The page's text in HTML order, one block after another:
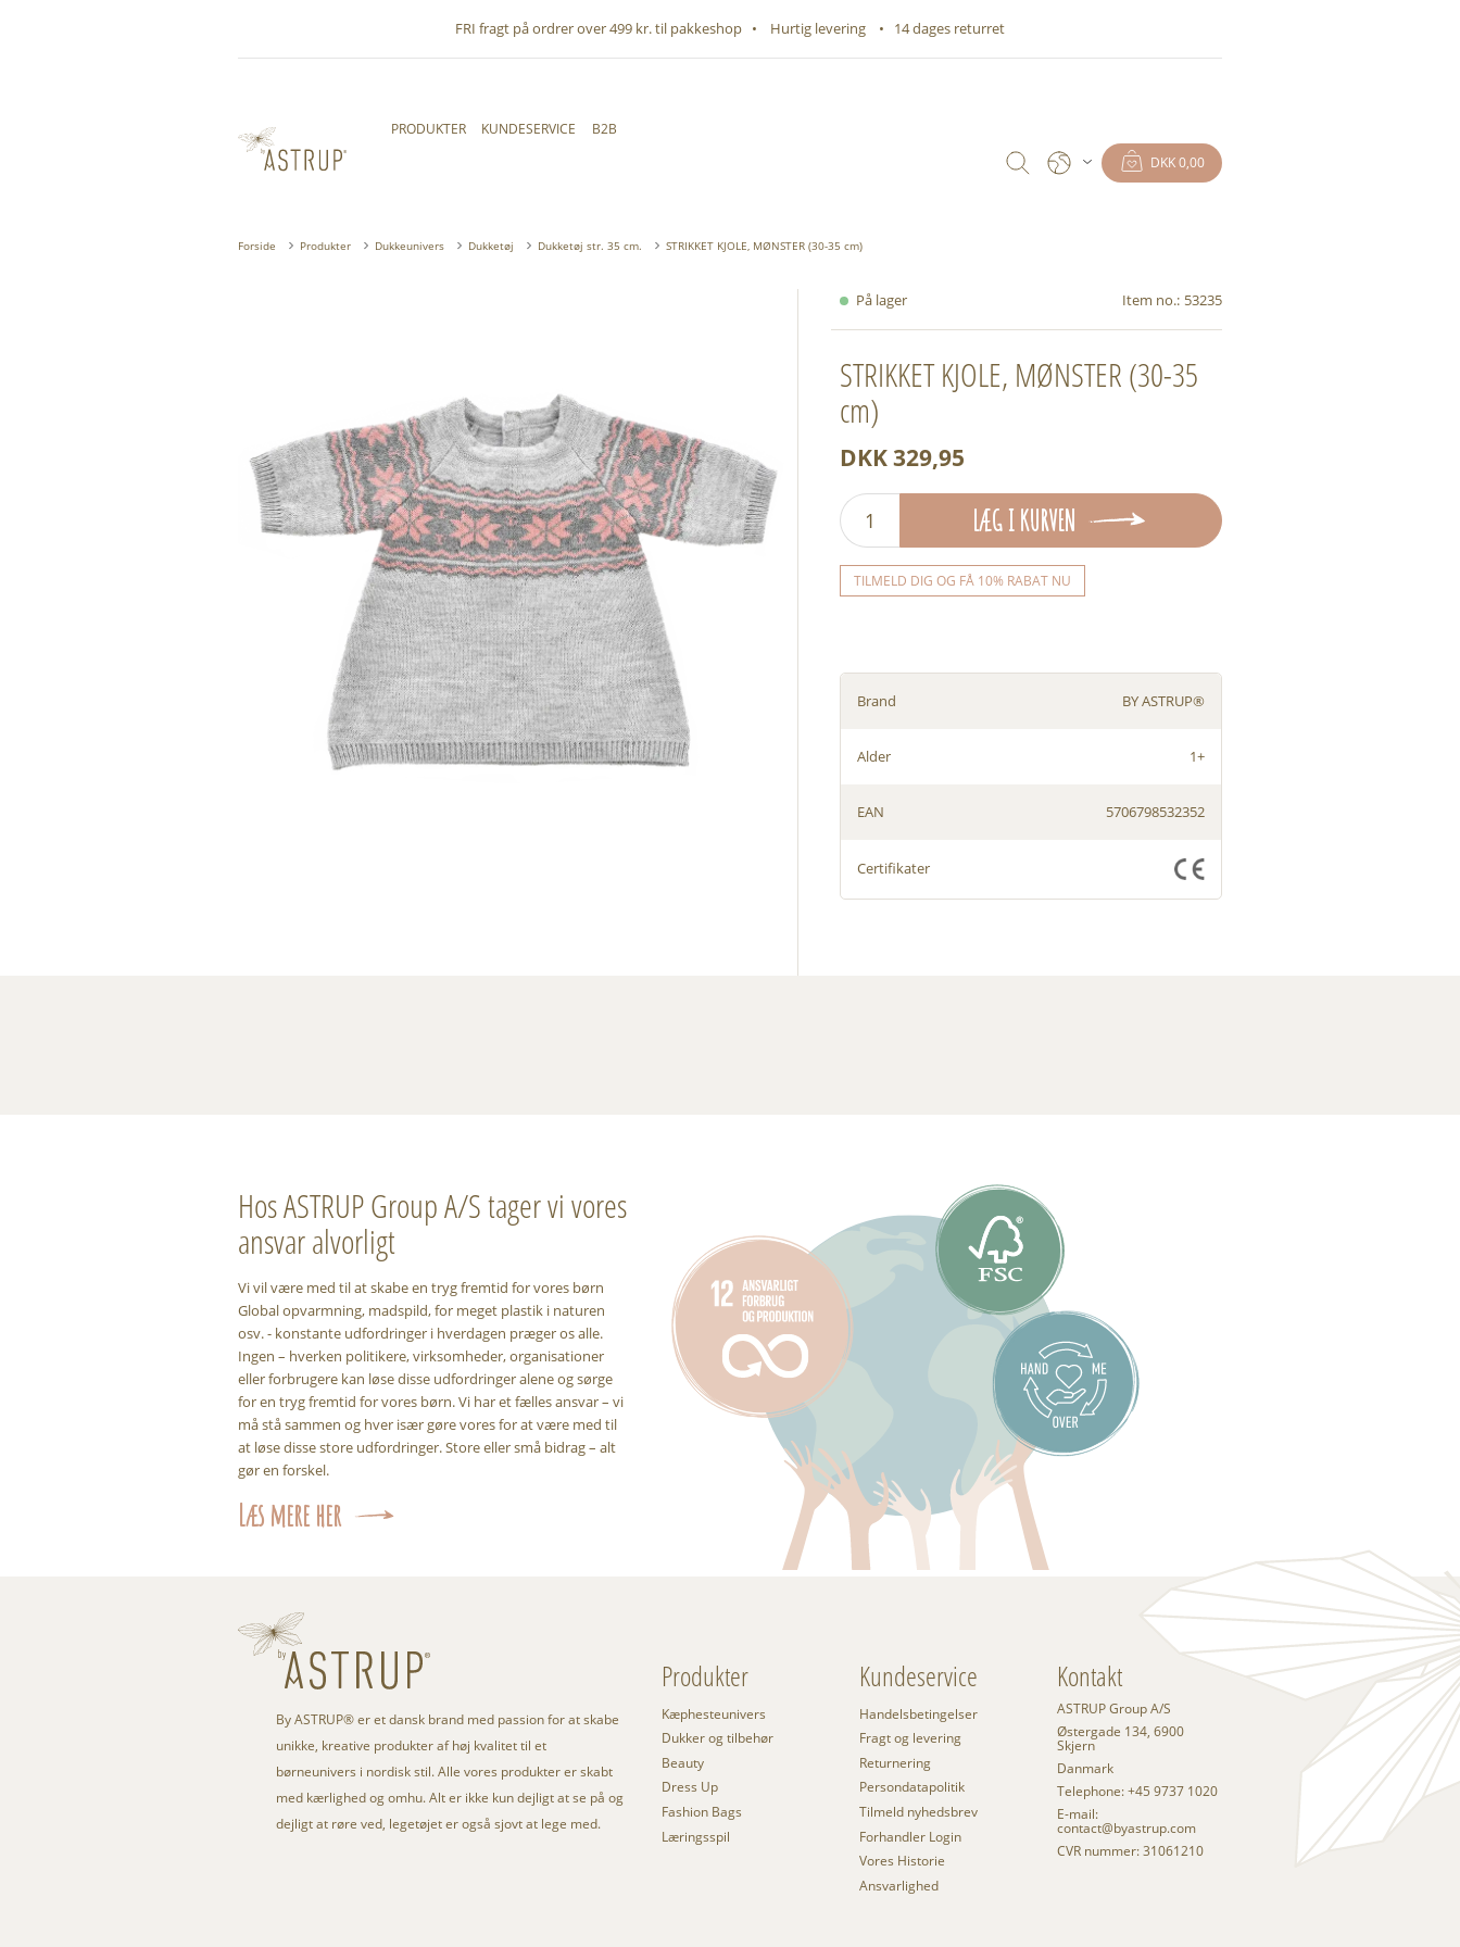
FRI fragt på ordrer over 499 kr. til pakkeshop • Hurtig levering • 14 dages returret
PRODUKTER KUNDESERVICE
B2B
DKK 0,00
Forside Produkter Dukkeunivers Dukketøj Dukketøj str. 35 cm. STRIKKET KJOLE, MØNSTER (30-35 cm)
På lager Item no.: 53235
STRIKKET KJOLE, MØNSTER (30-35
cm)
DKK 329,95
LÆG I KURVEN
TILMELD DIG OG FÅ 10% RABAT NU
Brand BY ASTRUP®
Alder 1+
EAN 5706798532352
Certifikater
Hos ASTRUP Group A/S tager vi vores
ansvar alvorligt
Vi vil være med til at skabe en tryg fremtid for vores børn
Global opvarmning, madspild, for meget plastik i naturen
osv. - konstante udfordringer i hverdagen præger os alle.
Ingen – hverken politikere, virksomheder, organisationer
eller forbrugere kan løse disse udfordringer alene og sørge
for en tryg fremtid for vores børn. Vi har et fælles ansvar – vi
må stå sammen og hver især gøre vores for at være med til
at løse disse store udfordringer. Store eller små bidrag – alt
gør en forskel.
Læs mere her
By ASTRUP® er et dansk brand med passion for at skabe
unikke, kreative produkter af høj kvalitet til et
børneunivers i nordisk stil. Alle vores produkter er skabt
med kærlighed og omhu. Alt er ikke kun dejligt at se på og
dejligt at røre ved, legetøjet er også sjovt at lege med.
Produkter
Kæphesteunivers
Dukker og tilbehør
Beauty
Dress Up
Fashion Bags
Læringsspil
Kundeservice
Handelsbetingelser
Fragt og levering
Returnering
Persondatapolitik
Tilmeld nyhedsbrev
Forhandler Login
Vores Historie
Ansvarlighed
Kontakt
ASTRUP Group A/S
Østergade 134, 6900
Skjern
Danmark
Telephone: +45 9737 1020
E-mail:
contact@byastrup.com
CVR nummer: 31061210